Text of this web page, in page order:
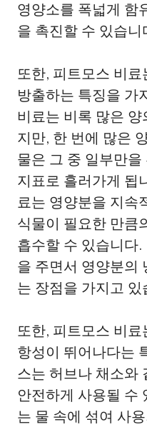
영양소를 폭넓게 함
을 촉진할 수 있습니
또한, 피트모스 비
방출하는 특징을 가
비료는 비록 많은
지만, 한 번에 많은
물은 그 중 일부만
지표로 흘러가게 됩
료는 영양분을 지속
식물이 필요한 만큼
흡수할 수 있습니다
을 주면서 영양분의
는 장점을 가지고 있
또한, 피트모스 비
항성이 뛰어나다는
스는 허브나 채소와
안전하게 사용될 수
는 물 속에 섞여 사